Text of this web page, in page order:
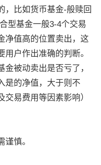
，比如货币基金-般赎回
型基金一般3-4个交易
净值高的位置卖出，这
户作出准确的判断。
被动卖出是否亏了，
是的净值，大于则不
易费用等因素影响）
慎。